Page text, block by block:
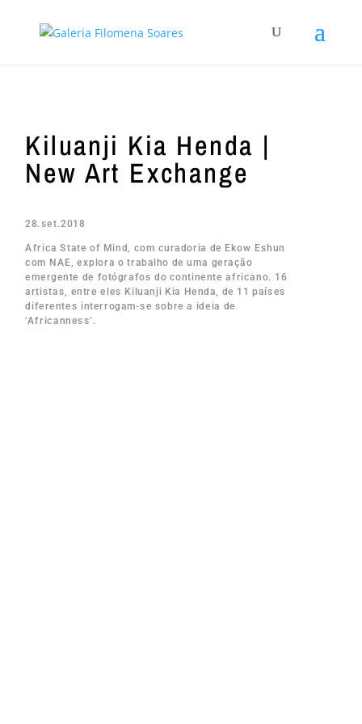
Kiluanji Kia Henda |
New Art Exchange
28.set.2018
Africa State of Mind, com curadoria de Ekow Eshun
com NAE, explora o trabalho de uma geração
emergente de fotógrafos do continente africano. 16
artistas, entre eles Kiluanji Kia Henda, de 11 países
diferentes interrogam-se sobre a ideia de
‘Africanness’.